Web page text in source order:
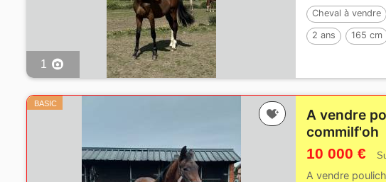
1
Cheval à vendre
2 ans 165 cm
BASIC
A vendre
commilf'oh
10 000 €
A vendre